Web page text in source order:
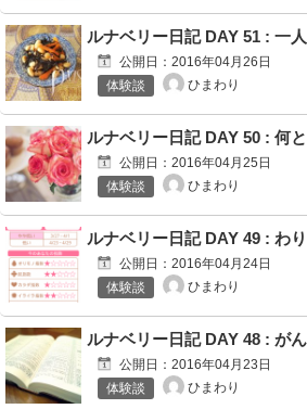
ルナベリー日記 DAY 51 : 一
公開日： 2016年04月26日
体験談
ひまわり
ルナベリー日記 DAY 50 : 何
公開日： 2016年04月25日
体験談
ひまわり
ルナベリー日記 DAY 49 : わ
公開日： 2016年04月24日
体験談
ひまわり
ルナベリー日記 DAY 48 : が
公開日： 2016年04月23日
体験談
ひまわり